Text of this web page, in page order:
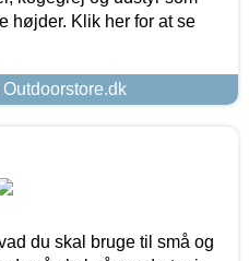
højder. Klik her for at se
du skal bruge til små og